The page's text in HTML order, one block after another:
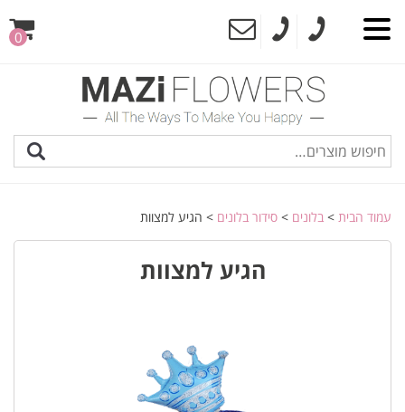
0
עמוד הבית > בלונים > סידור בלונים > הגיע למצוות
הגיע למצוות